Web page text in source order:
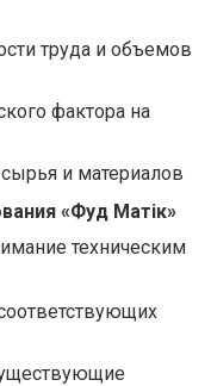
труда и объемов
фактора на
и материалов
«Фуд Матік»
техническим